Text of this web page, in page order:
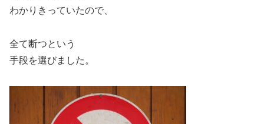
わかりきっていたので、
全て断つという
手段を選びました。